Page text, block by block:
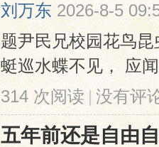
刘万东 2026-8-5
题尹民兄校园花鸟
蜓巡水蝶不见， 应
314 次阅读 | 没有评
五年前还是自由